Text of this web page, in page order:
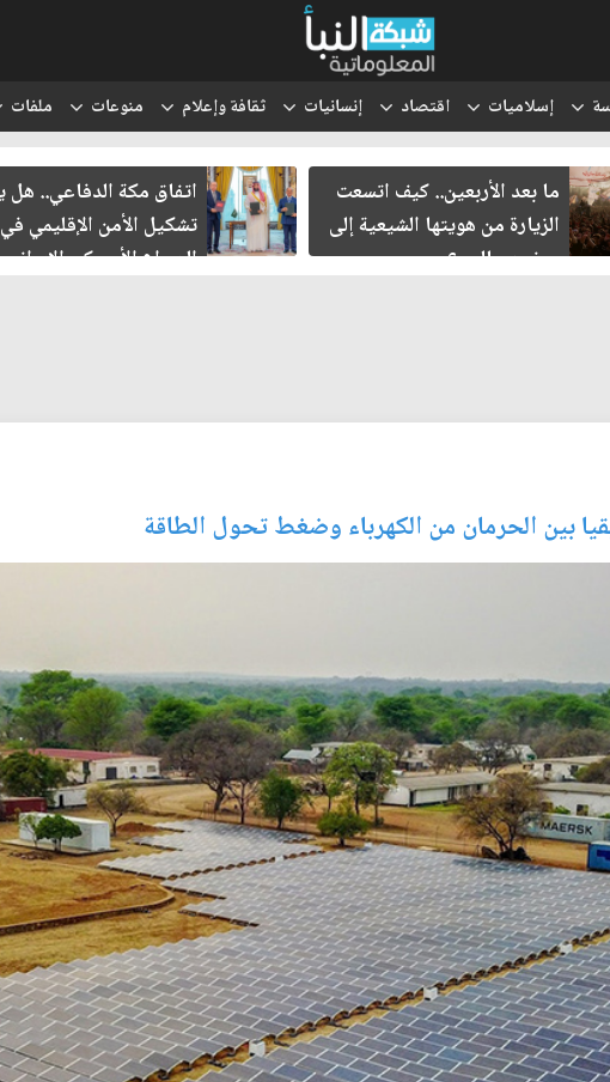
إسلاميات اقتصاد إنسانيات ثقافة وإعلام منوعات ملفات
ما بعد الأربعين.. كيف اتسعت
الزيارة من هويتها الشيعية إلى
حضور عالمي؟
اتفاق مكة الدفاعي.. هل يعيد
تشكيل الأمن الإقليمي في ظل
الصراع الأميركي الإيراني
بين الحرمان من الكهرباء وضغط تحول الطاقة